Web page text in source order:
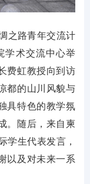
之路青年交流计
学术交流中心举
费虹教授向到访
都的山川风貌与
具特色的教学氛
。随后，来自柬
学生代表发言，
以及对未来一系